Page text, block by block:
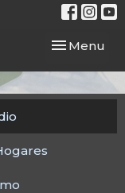
Toggle
Menu